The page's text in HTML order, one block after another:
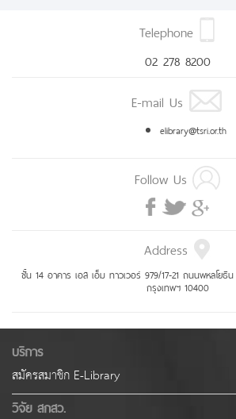
Telephone
02 278 8200
E-mail Us
elibrary@tsri.or.th
Follow Us
Address
ชั้น 14 อาคาร เอส เอ็ม ทาวเวอร์ 979/17-21 ถนนพหลโยธิ
กรุงเทพฯ 10400
บริการ
สมัครสมาชิก E-Library
วิจัย สกสว.